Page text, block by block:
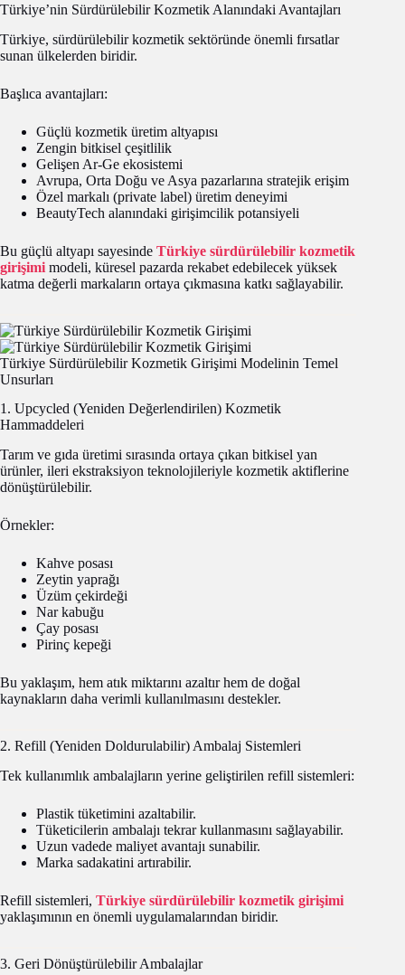
Türkiye’nin Sürdürülebilir Kozmetik Alanındaki Avantajları
Türkiye, sürdürülebilir kozmetik sektöründe önemli fırsatlar
sunan ülkelerden biridir.
Başlıca avantajları:
Güçlü kozmetik üretim altyapısı
Zengin bitkisel çeşitlilik
Gelişen Ar-Ge ekosistemi
Avrupa, Orta Doğu ve Asya pazarlarına stratejik erişim
Özel markalı (private label) üretim deneyimi
BeautyTech alanındaki girişimcilik potansiyeli
Bu güçlü altyapı sayesinde Türkiye sürdürülebilir kozmetik
girişimi modeli, küresel pazarda rekabet edebilecek yüksek
katma değerli markaların ortaya çıkmasına katkı sağlayabilir.
Türkiye Sürdürülebilir Kozmetik Girişimi Modelinin Temel
Unsurları
1. Upcycled (Yeniden Değerlendirilen) Kozmetik
Hammaddeleri
Tarım ve gıda üretimi sırasında ortaya çıkan bitkisel yan
ürünler, ileri ekstraksiyon teknolojileriyle kozmetik aktiflerine
dönüştürülebilir.
Örnekler:
Kahve posası
Zeytin yaprağı
Üzüm çekirdeği
Nar kabuğu
Çay posası
Pirinç kepeği
Bu yaklaşım, hem atık miktarını azaltır hem de doğal
kaynakların daha verimli kullanılmasını destekler.
2. Refill (Yeniden Doldurulabilir) Ambalaj Sistemleri
Tek kullanımlık ambalajların yerine geliştirilen refill sistemleri:
Plastik tüketimini azaltabilir.
Tüketicilerin ambalajı tekrar kullanmasını sağlayabilir.
Uzun vadede maliyet avantajı sunabilir.
Marka sadakatini artırabilir.
Refill sistemleri, Türkiye sürdürülebilir kozmetik girişimi
yaklaşımının en önemli uygulamalarından biridir.
3. Geri Dönüştürülebilir Ambalajlar